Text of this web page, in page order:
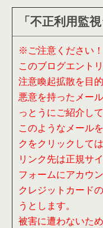
「不正利用監
※ご注意ください！
このブログエント
注意喚起拡散を目
悪意を持ったメー
っとうにご紹介して
このようなメール
クをクリックして
リンク先は正規サ
フォームにアカウ
クレジットカード
うとします。
被害に遭わないた